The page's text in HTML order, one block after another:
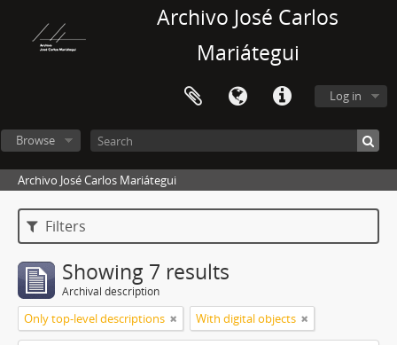
Archivo José Carlos
Mariátegui
Log in
Browse
Archivo José Carlos Mariátegui
Filters
Showing 7 results
Archival description
Only top-level descriptions With digital objects